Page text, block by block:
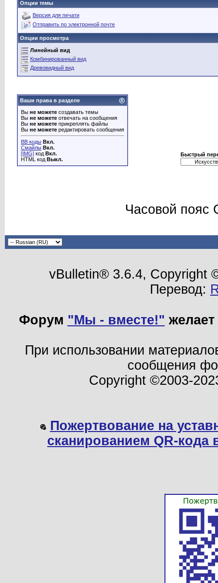
Опции темы
Версия для печати
Отправить по электронной почте
Опции просмотра
Линейный вид
Комбинированный вид
Древовидный вид
Ваши права в разделе
Вы не можете создавать темы
Вы не можете отвечать на сообщения
Вы не можете прикреплять файлы
Вы не можете редактировать сообщения
BB коды Вкл.
Смайлы Вкл.
[IMG] код Вкл.
HTML код Выкл.
Быстрый
Часовой пояс
vBulletin® 3.6.4, Copyright
Перевод:
Форум "Мы - вместе!"
При использовании
сообщения
Copyright ©2003-
Пожертвование на
сканированием QR-